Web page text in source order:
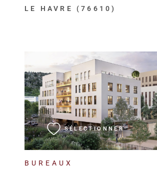
LE HAVRE (76610)
BUREAUX
SÉLECTIONNER
VOIR LE BIEN